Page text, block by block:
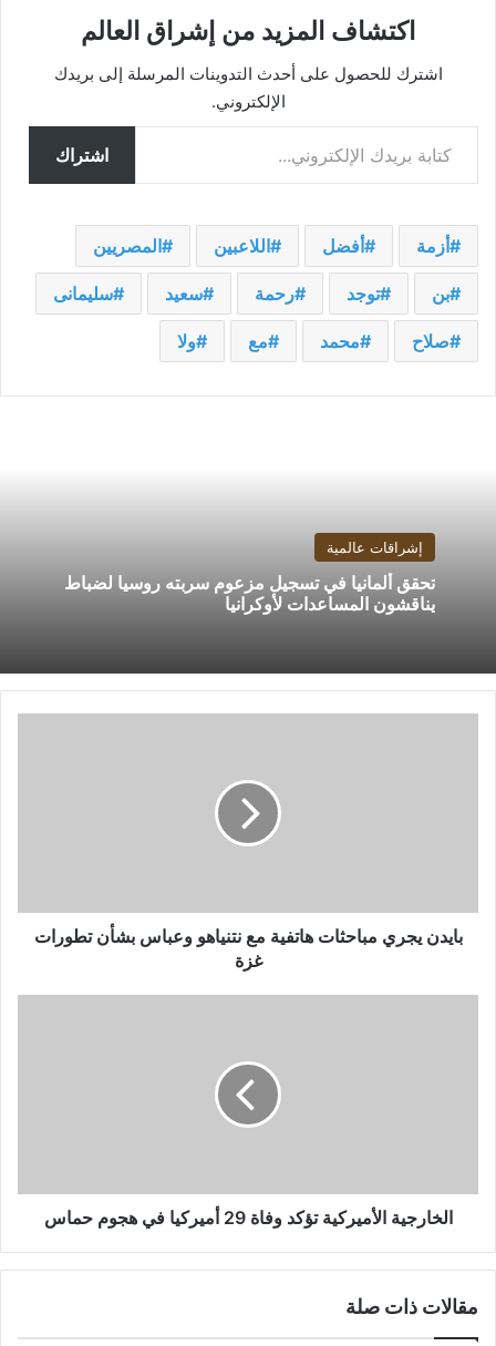
اكتشاف المزيد من إشراق العالم
اشترك للحصول على أحدث التدوينات المرسلة إلى بريدك
الإلكتروني.
كتابة بريدك الإلكتروني...
اشتراك
أزمة أفضل اللاعبين المصريين
بن توجد رحمة سعيد سليمانى
صلاح محمد مع ولا
إشراقات عالمية
تحقق ألمانيا في تسجيل مزعوم سربته روسيا لضباط
يناقشون المساعدات لأوكرانيا
تطورات
غزةبايدن يجري مباحثات هاتفية مع نتنياهو وعباس بشأن تطورات
غزة
حماس
الخارجية الأميركية تؤكد وفاة 29 أميركيا في هجوم حماس
مقالات ذات صلة